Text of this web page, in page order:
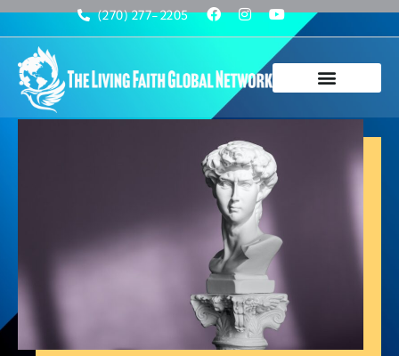
(270) 277-2205